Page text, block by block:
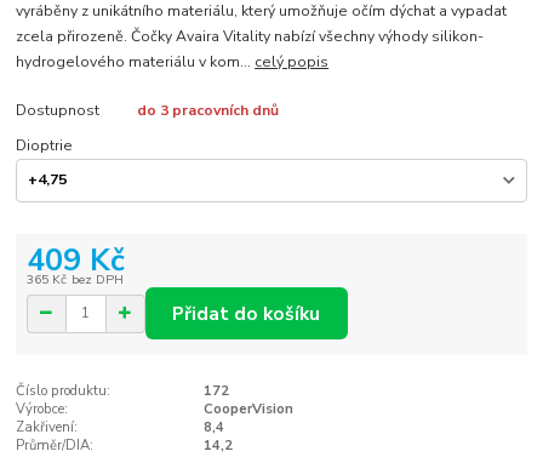
vyráběny z unikátního materiálu, který umožňuje očím dýchat a vypadat
zcela přirozeně. Čočky Avaira Vitality nabízí všechny výhody silikon-
hydrogelového materiálu v kom... celý popis
Dostupnost
do 3 pracovních dnů
Dioptrie
409 Kč
365 Kč bez DPH
Přidat do košíku
Číslo produktu:
172
Výrobce:
CooperVision
Zakřivení:
8,4
Průměr/DIA:
14,2